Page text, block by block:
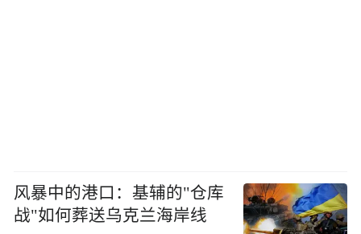
风暴中的港口：基辅的"仓库
战"如何葬送乌克兰海岸线